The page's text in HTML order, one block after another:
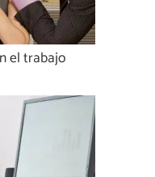
el trabajo